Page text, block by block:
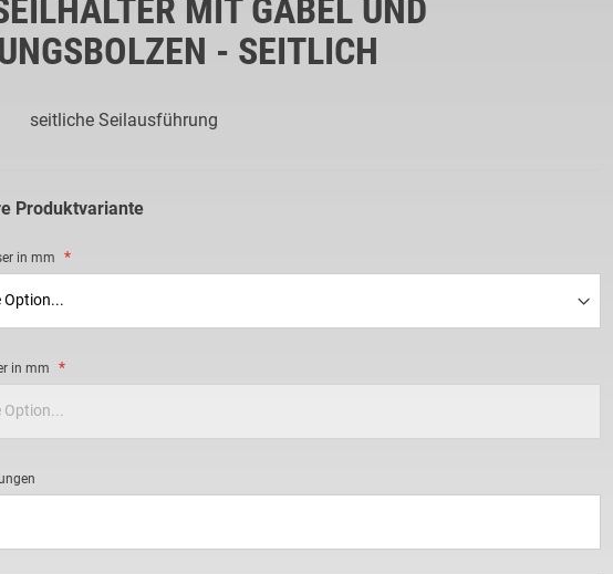
MIT GABEL UND
- SEITLICH
seitliche Seilausführung
Produktvariante
in mm
in mm